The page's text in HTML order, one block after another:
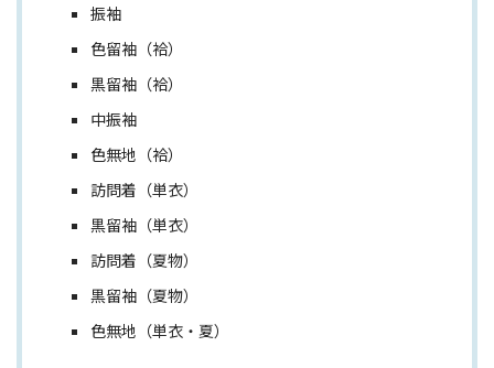
振袖
色留袖（袷）
黒留袖（袷）
中振袖
色無地（袷）
訪問着（単衣）
黒留袖（単衣）
訪問着（夏物）
黒留袖（夏物）
色無地（単衣・夏）